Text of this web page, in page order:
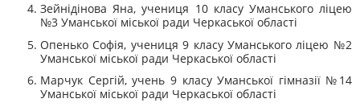
Зейнідінова Яна, учениця 10 класу Уманського ліцею
№3 Уманської міської ради Черкаської області
Опенько Софія, учениця 9 класу Уманського ліцею №2
Уманської міської ради Черкаської області
Марчук Сергій, учень 9 класу Уманської гімназії №14
Уманської міської ради Черкаської області